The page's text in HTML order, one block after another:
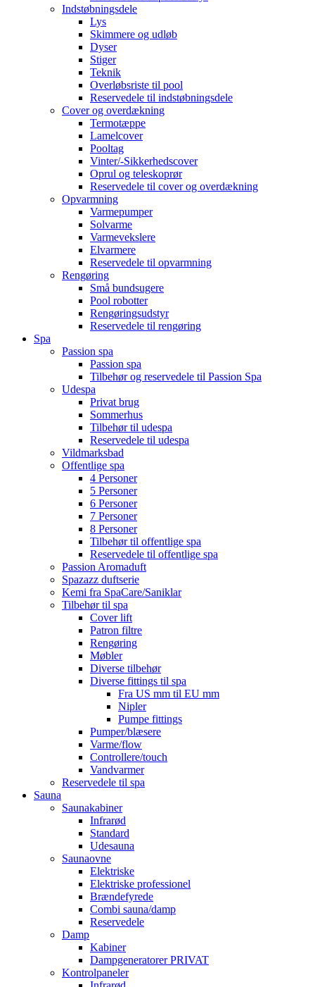
Indstøbningsdele
Lys
Skimmere og udløb
Dyser
Stiger
Teknik
Overløbsriste til pool
Reservedele til indstøbningsdele
Cover og overdækning
Termotæppe
Lamelcover
Pooltag
Vinter/-Sikkerhedscover
Oprul og teleskoprør
Reservedele til cover og overdækning
Opvarmning
Varmepumper
Solvarme
Varmevekslere
Elvarmere
Reservedele til opvarmning
Rengøring
Små bundsugere
Pool robotter
Rengøringsudstyr
Reservedele til rengøring
Spa
Passion spa
Passion spa
Tilbehør og reservedele til Passion Spa
Udespa
Privat brug
Sommerhus
Tilbehør til udespa
Reservedele til udespa
Vildmarksbad
Offentlige spa
4 Personer
5 Personer
6 Personer
7 Personer
8 Personer
Tilbehør til offentlige spa
Reservedele til offentlige spa
Passion Aromaduft
Spazazz duftserie
Kemi fra SpaCare/Saniklar
Tilbehør til spa
Cover lift
Patron filtre
Rengøring
Møbler
Diverse tilbehør
Diverse fittings til spa
Fra US mm til EU mm
Nipler
Pumpe fittings
Pumper/blæsere
Varme/flow
Controllere/touch
Vandvarmer
Reservedele til spa
Sauna
Saunakabiner
Infrarød
Standard
Udesauna
Saunaovne
Elektriske
Elektriske professionel
Brændefyrede
Combi sauna/damp
Reservedele
Damp
Kabiner
Dampgeneratorer PRIVAT
Kontrolpaneler